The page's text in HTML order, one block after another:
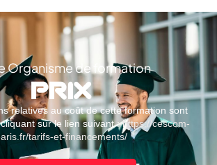
Organisme de formation
PRIX
relatives au coût de cette formation sont
sur le lien suivant :https://cescom-
tarifs-et-financements/